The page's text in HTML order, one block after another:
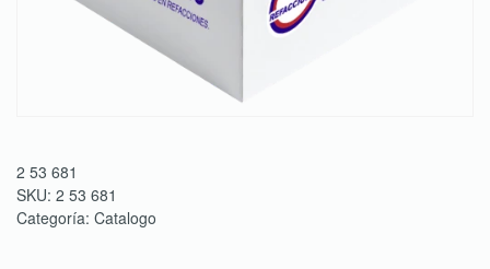
2 53 681
SKU: 2 53 681
Categoría: Catalogo